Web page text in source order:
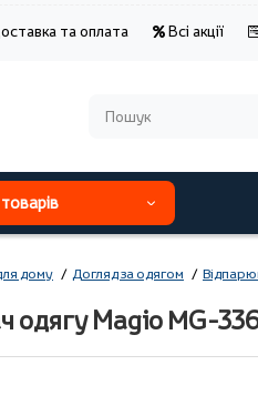
та оплата Всі акції
дому Догляд за одягом
одягу Magio МG-